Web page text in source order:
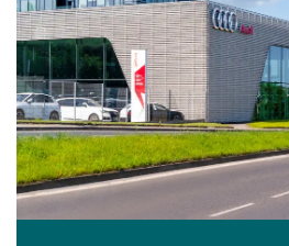
3 4 5 6
10 11 12 13
17 18 19 20
24 25